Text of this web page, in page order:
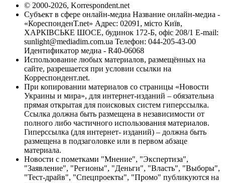
© 2000-2026, Korrespondent.net
Субъект в сфере онлайн-медиа Название онлайн-медиа -
«КореспонденТ.net» Адрес: 02091, місто Київ,
ХАРКІВСЬКЕ ШОСЕ, будинок 172-Б, офіс 208/1 E-mail:
sunlight@mediadim.com.ua Телефон: 044-205-43-00
Идентификатор медиа - R40-06068
Использование любых материалов, размещённых на
сайте, разрешается при условии ссылки на
Корреспондент.net.
При копировании материалов со страницы «Новости
Украины и мира», для интернет-изданий – обязательна
прямая открытая для поисковых систем гиперссылка.
Ссылка должна быть размещена в независимости от
полного либо частичного использования материалов.
Гиперссылка (для интернет- изданий) – должна быть
размещена в подзаголовке или в первом абзаце
материала.
Новости с пометками "Мнение", "Экспертиза",
"Заявление", "Регионы", "Деньги", "Власть", "Выборы",
"Тест-драйв", "Спецпроекты", "Промо" публикуются на